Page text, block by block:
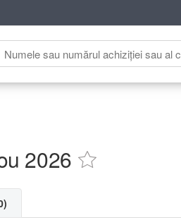
2026